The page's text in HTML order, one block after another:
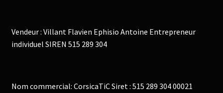
Vendeur : Villant Flavien Ephisio Antoine Entrepreneur
individuel SIREN 515 289 304
Nom commercial: CorsicaTiC Siret : 515 289 304 00021